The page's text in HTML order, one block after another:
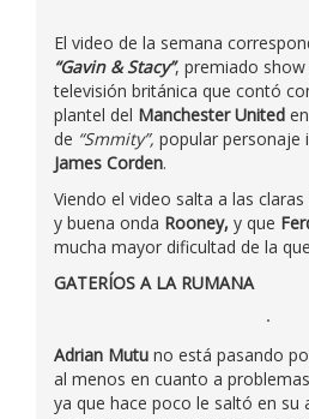
El video de la semana
“Gavin & Stacy”, premiado
televisión británica que contó
plantel del Manchester United
de “Smmity”, popular personaje
James Corden.
Viendo el video salta a las claras
y buena onda Rooney, y que
mucha mayor dificultad de la
GATERÍOS A LA RUMANA
Adrian Mutu no está pasando
al menos en cuanto a
ya que hace poco le saltó en su